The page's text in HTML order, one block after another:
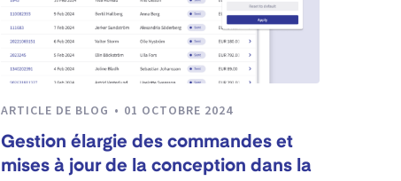
ARTICLE DE BLOG 01 OCTOBRE 2024
Gestion élargie des commandes et
mises à jour de la conception dans la